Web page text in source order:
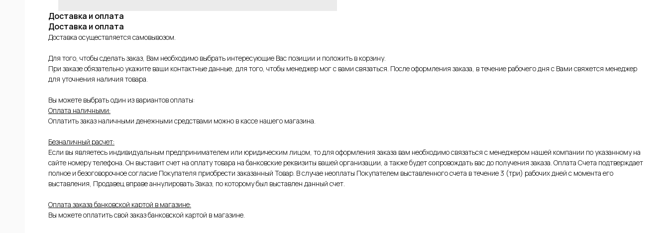
Доставка и оплата
Доставка и оплата
Доставка осуществляется самовывозом.
Для того, чтобы сделать заказ, Вам необходимо выбрать интересующие Вас позиции и положить в корзину.
При заказе обязательно укажите ваши контактные данные, для того, чтобы менеджер мог с вами связаться. После оформления заказа, в течение рабочего дня с Вами свяжется менеджер
для уточнения наличия товара.
Вы можете выбрать один из вариантов оплаты:
Оплата наличными:
Оплатить заказ наличными денежными средствами можно в кассе нашего магазина.
Безналичный расчет:
Если вы являетесь индивидуальным предпринимателем или юридическим лицом, то для оформления заказа вам необходимо связаться с менеджером нашей компании по указанному на
сайте номеру телефона. Он выставит счет на оплату товара на банковские реквизиты вашей организации, а также будет сопровождать вас до получения заказа. Оплата Счета подтверждает
полное и безоговорочное согласие Покупателя приобрести заказанный Товар. В случае неоплаты Покупателем выставленного счета в течение 3 (три) рабочих дней с момента его
выставления, Продавец вправе аннулировать Заказ, по которому был выставлен данный счет.
Оплата заказа банковской картой в магазине:
Вы можете оплатить свой заказ банковской картой в магазине.